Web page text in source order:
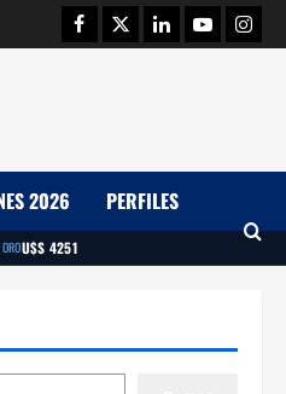
Facebook
TwitterLinkedinYoutube
2026 PERFILES
OROU$S 4251